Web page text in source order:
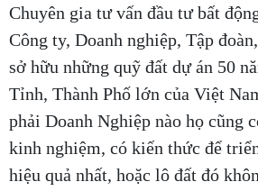
Cần thuê MBKD tại Phường Vĩnh Tuy
Chuyên gia tư vấn đầu tư bất
Công ty, Doanh nghiệp, Tập
sở hữu những quỹ đất dự án 50
Tỉnh, Thành Phố lớn của Việt
phải Doanh Nghiệp nào họ cũng
kinh nghiệm, có kiến thức để
hiệu quả nhất, hoặc lô đất đó